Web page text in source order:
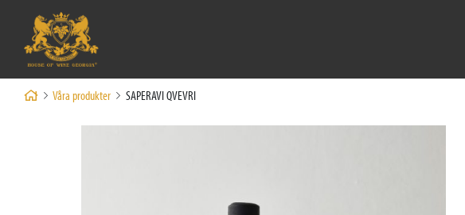
Våra produkter SAPERAVI QVEVRI